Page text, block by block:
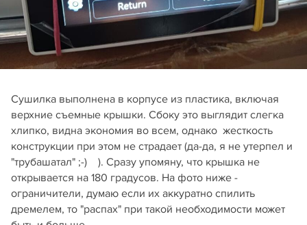
Сушилка выполнена в корпусе из пластика, включая
верхние съемные крышки. Сбоку это выглядит слегка
хлипко, видна экономия во всем, однако жесткость
конструкции при этом не страдает (да-да, я не утерпел и
"трубашатал" ;-) ). Сразу упомяну, что крышка не
открывается на 180 градусов. На фото ниже -
ограничители, думаю если их аккуратно спилить
дремелем, то "распах" при такой необходимости может